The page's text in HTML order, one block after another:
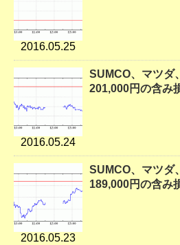
2016.05.25
2016.05.24
SUMCO、マツダ
201,000円の含み
2016.05.23
SUMCO、マツダ
189,000円の含み